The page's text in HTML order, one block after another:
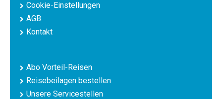
Cookie-Einstellungen
AGB
Kontakt
Abo Vorteil-Reisen
Reisebeilagen bestellen
Unsere Servicestellen